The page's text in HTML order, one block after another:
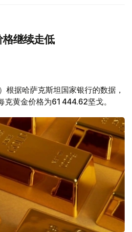
继续走低
）根据哈萨克斯坦国家银行的数据，
黄金价格为61 444.62坚戈。